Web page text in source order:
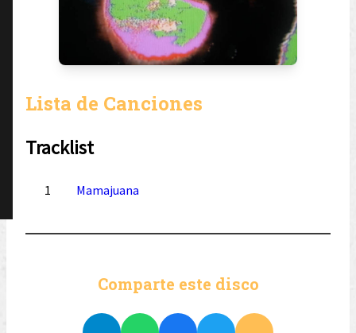
Lista de Canciones
Tracklist
1 Mamajuana
Comparte este disco